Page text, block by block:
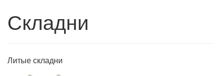
Складни
Литые складни